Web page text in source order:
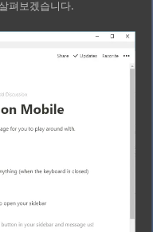
펴보겠습니다.